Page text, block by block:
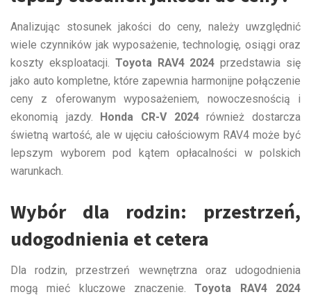
Analizując stosunek jakości do ceny, należy uwzględnić
wiele czynników jak wyposażenie, technologię, osiągi oraz
koszty eksploatacji. Toyota RAV4 2024 przedstawia się
jako auto kompletne, które zapewnia harmonijne połączenie
ceny z oferowanym wyposażeniem, nowoczesnością i
ekonomią jazdy. Honda CR-V 2024również dostarcza
świetną wartość, ale w ujęciu całościowym RAV4 może być
lepszym wyborem pod kątem opłacalności w polskich
warunkach.
Wybór dla rodzin: przestrzeń,
udogodnienia et cetera
Dla rodzin, przestrzeń wewnętrzna oraz udogodnienia
mogą mieć kluczowe znaczenie.Toyota RAV4 2024